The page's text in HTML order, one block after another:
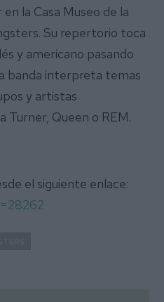
la Casa Museo de la
Su repertorio toca
y americano pasando
banda interpreta temas
y artistas
Turner, Queen o REM.
el siguiente enlace: